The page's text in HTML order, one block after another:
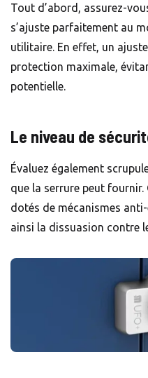
Tout d’abord, assurez-
s’ajuste parfaitement au
utilitaire. En effet, un
protection maximale,
potentielle.
Le niveau de
Évaluez également
que la serrure peut
dotés de mécanismes
ainsi la dissuasion contre